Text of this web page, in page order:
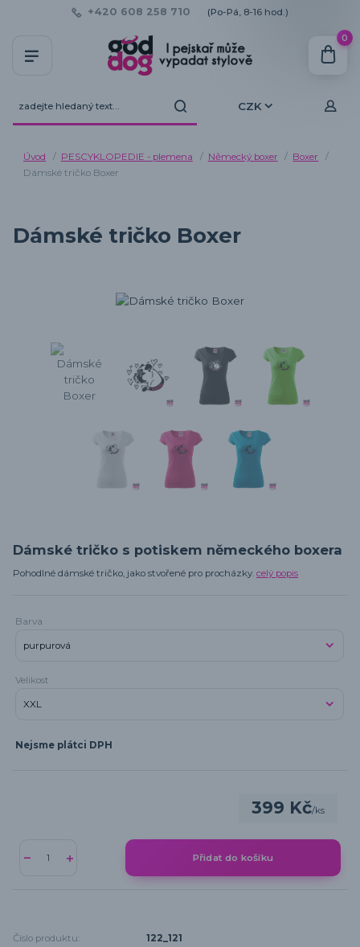
CZK
+420 608 258 710 (Po-Pá, 8-16 hod.)
0
Úvod PESCYKLOPEDIE - plemena Německý boxer
Boxer
Dámské tričko Boxer
Dámské tričko Boxer
Dámské tričko s potiskem německého boxera
Pohodlné dámské tričko, jako stvořené pro procházky. celý popis
Barva
Velikost
Nejsme plátci DPH
399 Kč/ks
Přidat do košíku
Číslo produktu:
122_121